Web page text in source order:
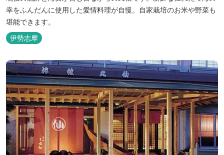
幸をふんだんに使用した愛情料理が自慢。自家栽培のお米や野菜も
堪能できます。
伊勢志摩